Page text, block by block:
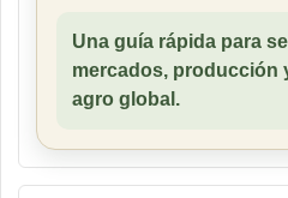
Una guía rápida para
mercados, producción
agro global.